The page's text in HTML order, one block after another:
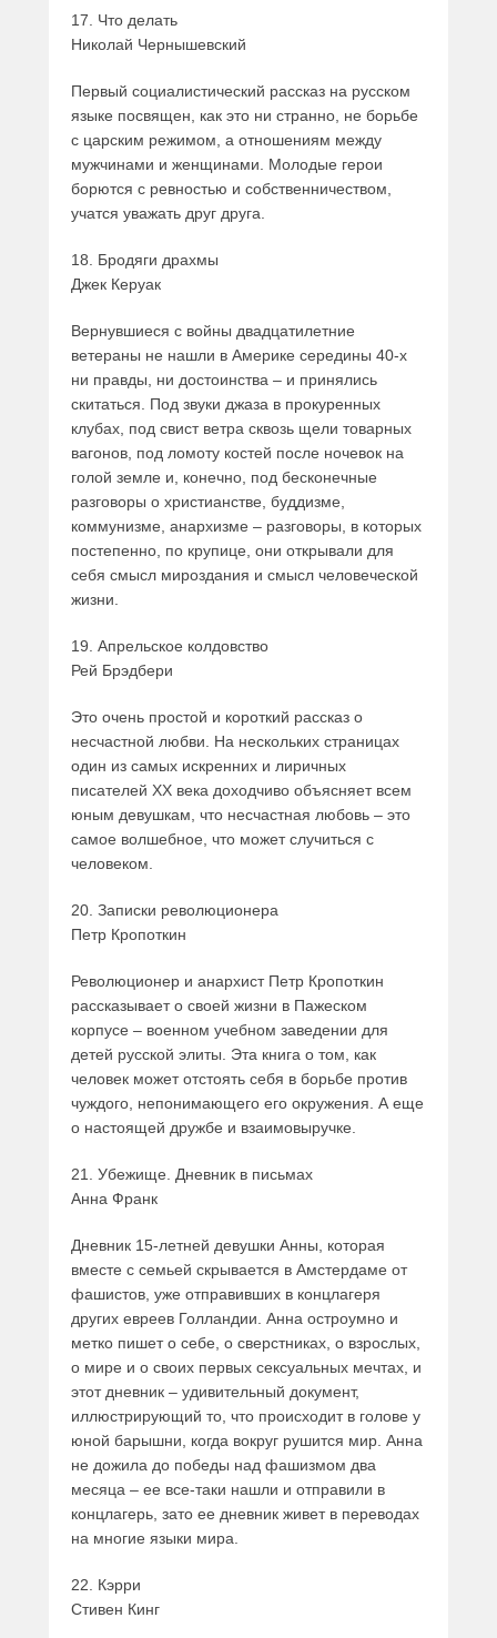
17. Что делать
Николай Чернышевский
Первый социалистический рассказ на русском
языке посвящен, как это ни странно, не борьбе
с царским режимом, а отношениям между
мужчинами и женщинами. Молодые герои
борются с ревностью и собственничеством,
учатся уважать друг друга.
18. Бродяги драхмы
Джек Керуак
Вернувшиеся с войны двадцатилетние
ветераны не нашли в Америке середины 40-х
ни правды, ни достоинства – и принялись
скитаться. Под звуки джаза в прокуренных
клубах, под свист ветра сквозь щели товарных
вагонов, под ломоту костей после ночевок на
голой земле и, конечно, под бесконечные
разговоры о христианстве, буддизме,
коммунизме, анархизме – разговоры, в которых
постепенно, по крупице, они открывали для
себя смысл мироздания и смысл человеческой
жизни.
19. Апрельское колдовство
Рей Брэдбери
Это очень простой и короткий рассказ о
несчастной любви. На нескольких страницах
один из самых искренних и лиричных
писателей XX века доходчиво объясняет всем
юным девушкам, что несчастная любовь – это
самое волшебное, что может случиться с
человеком.
20. Записки революционера
Петр Кропоткин
Революционер и анархист Петр Кропоткин
рассказывает о своей жизни в Пажеском
корпусе – военном учебном заведении для
детей русской элиты. Эта книга о том, как
человек может отстоять себя в борьбе против
чуждого, непонимающего его окружения. А еще
о настоящей дружбе и взаимовыручке.
21. Убежище. Дневник в письмах
Анна Франк
Дневник 15-летней девушки Анны, которая
вместе с семьей скрывается в Амстердаме от
фашистов, уже отправивших в концлагеря
других евреев Голландии. Анна остроумно и
метко пишет о себе, о сверстниках, о взрослых,
о мире и о своих первых сексуальных мечтах, и
этот дневник – удивительный документ,
иллюстрирующий то, что происходит в голове у
юной барышни, когда вокруг рушится мир. Анна
не дожила до победы над фашизмом два
месяца – ее все-таки нашли и отправили в
концлагерь, зато ее дневник живет в переводах
на многие языки мира.
22. Кэрри
Стивен Кинг